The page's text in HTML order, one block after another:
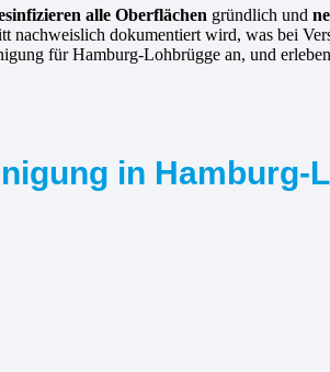
alle Oberflächen gründlich und
nachweislich dokumentiert wird, was bei
für Hamburg-Lohbrügge an, und
in Hamburg-